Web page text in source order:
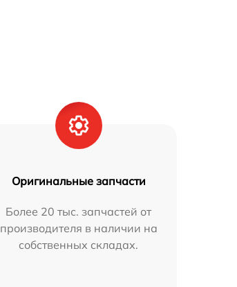
Оригинальные запчасти
Более 20 тыс. запчастей от
производителя в наличии на
собственных складах.